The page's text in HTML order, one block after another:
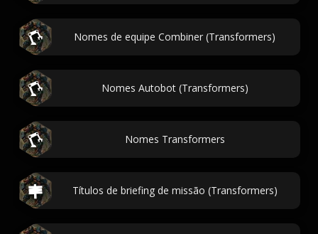
Nomes de equipe Combiner (Transformers)
Nomes Autobot (Transformers)
Nomes Transformers
Títulos de briefing de missão (Transformers)